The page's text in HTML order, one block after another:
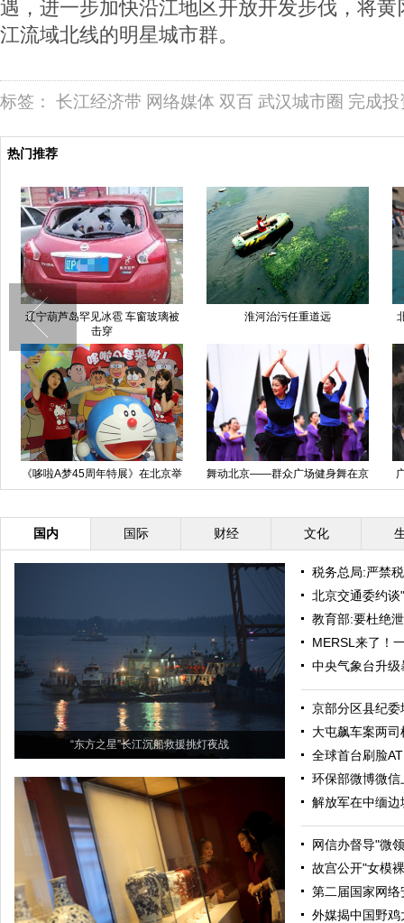
遇，进一步加快沿江地区开放开发步伐，将
江流域北线的明星城市群。
标签： 长江经济带 网络媒体 双百 武汉城市圈 完成投
热门推荐
辽宁葫芦岛罕见冰雹 车窗玻璃被
击穿
淮河治污任重道远
《哆啦A梦45周年特展》在北京举
行
舞动北京——群众广场健身舞在京
启动
国内 国际 财经 文化
“东方之星”长江沉船救援挑灯夜战
税务总局:严禁
北京交通委约
教育部:要杜绝
MERSL来了！
中央气象台升
京部分区县纪
大屯飙车案两
全球首台刷脸
环保部微博微
解放军在中缅
网信办督导"微
故宫公开"女模
第二届国家网
外媒揭中国野